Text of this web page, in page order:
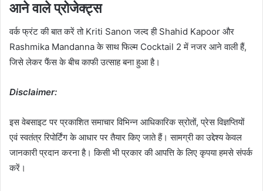
आने वाले प्रोजेक्ट्स
वर्क फ्रंट की बात करें तो Kriti Sanon जल्द ही Shahid Kapoor और
Rashmika Mandanna के साथ फिल्म Cocktail 2 में नजर आने वाली हैं,
जिसे लेकर फैंस के बीच काफी उत्साह बना हुआ है।
Disclaimer:
इस वेबसाइट पर प्रकाशित समाचार विभिन्न आधिकारिक स्रोतों, प्रेस विज्ञप्तियों
एवं स्वतंत्र रिपोर्टिंग के आधार पर तैयार किए जाते हैं। सामग्री का उद्देश्य केवल
जानकारी प्रदान करना है। किसी भी प्रकार की आपत्ति के लिए कृपया हमसे संपर्क
करें।